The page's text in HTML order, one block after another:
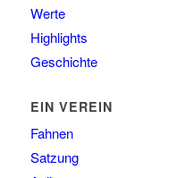
Werte
Highlights
Geschichte
EIN VEREIN
Fahnen
Satzung